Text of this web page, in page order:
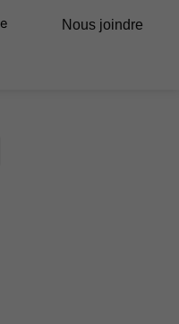
Nous joindre